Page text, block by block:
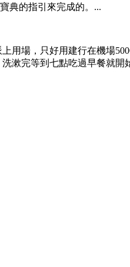
典的指引來完成的。...
用場，只好用建行在機場
漱完等到七點吃過早餐就